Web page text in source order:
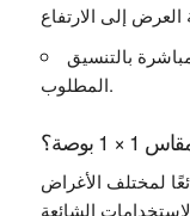
بالتنسيق
المطلوب.
بوصة؟
مطلبًا شائعًا لمختلف الأغراض